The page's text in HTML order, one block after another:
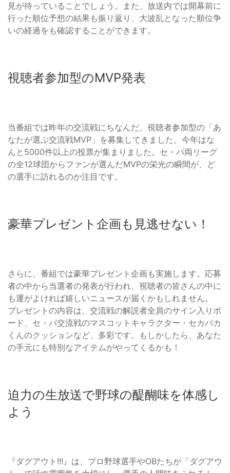
見が待っていることでしょう。また、放送内では開幕前に
行った順位予想の結果も振り返り、大波乱となった順位争
いの経過をも確認することができます。
視聴者参加型のMVP発表
当番組では昨年の交流戦にちなんだ、視聴者参加型の「あ
なたが選ぶ交流戦MVP」を募集してきました。今年はな
んと5000件以上の投票が集まりました。セ・パ両リーグ
の全12球団からファンが選んだMVPの栄光の瞬間が、ど
の選手に訪れるのか注目です。
豪華プレゼント企画も見逃せない！
さらに、番組では豪華プレゼント企画も実施します。応募
者の中から当選者の発表が行われ、視聴者の皆さんの中に
も運がよければ嬉しいニュースが届くかもしれません。
プレゼントの内容は、交流戦の解説者全員のサイン入りボ
ード、セ・パ交流戦のマスコットキャラクター・セカパカ
くんのクッションなど、多彩です。もしかしたら、あなた
の手元にも特別なアイテムがやってくるかも！
迫力の生放送で野球の醍醐味を体感し
よう
『ダグアウト!!!』は、プロ野球選手やOBたちが「ダグアウ